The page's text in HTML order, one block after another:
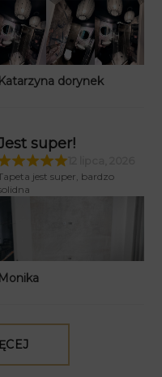
Katarzyna dorynek
super!
jest super, bardzo
Monika